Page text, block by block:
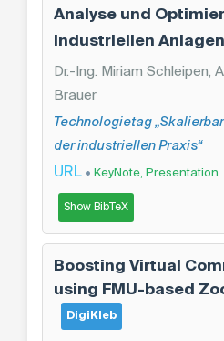
Analyse und
industriellen Anlagen
Dr.-Ing. Miriam Schleipen,
Brauer
Technologietag
der industriellen Praxis“
URL • KeyNote, Presentation
Show BibTeX
Boosting Virtual
using FMU-based
DigiKleb